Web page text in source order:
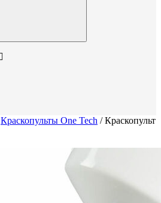
Краскопульты One Tech /Краскопульт